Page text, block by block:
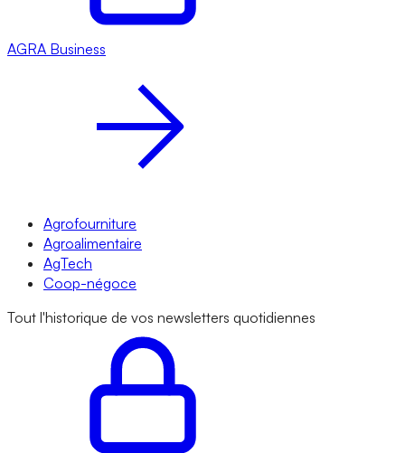
AGRA Business
Agrofourniture
Agroalimentaire
AgTech
Coop-négoce
Tout l'historique de vos newsletters quotidiennes